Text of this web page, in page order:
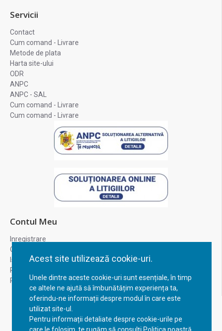
Acest site utilizează cookie-uri.
Unele dintre aceste cookie-uri sunt esențiale, în timp
ce altele ne ajută să îmbunătățim experiența ta,
oferindu-ne informații despre modul în care este
utilizat site-ul.
Pentru informații detaliate despre cookie-urile pe
Servicii
Contact
Cum comand - Livrare
Metode de plata
Harta site-ului
ODR
ANPC
ANPC - SAL
Cum comand - Livrare
Cum comand - Livrare
Contul Meu
Inregistrare
Contul meu
Istoric comenzi
Recuperare parola
Returnare produs